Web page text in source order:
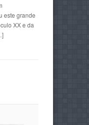
este grande
XX e da